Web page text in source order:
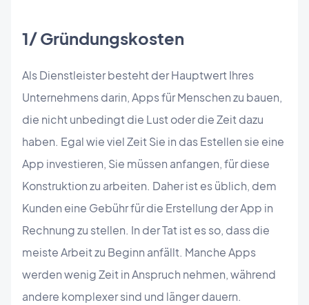
1/ Gründungskosten
Als Dienstleister besteht der Hauptwert Ihres
Unternehmens darin, Apps für Menschen zu bauen,
die nicht unbedingt die Lust oder die Zeit dazu
haben. Egal wie viel Zeit Sie in das Estellen sie eine
App investieren, Sie müssen anfangen, für diese
Konstruktion zu arbeiten. Daher ist es üblich, dem
Kunden eine Gebühr für die Erstellung der App in
Rechnung zu stellen. In der Tat ist es so, dass die
meiste Arbeit zu Beginn anfällt. Manche Apps
werden wenig Zeit in Anspruch nehmen, während
andere komplexer sind und länger dauern.